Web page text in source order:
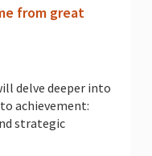
from great
delve deeper into
achievement:
strategic